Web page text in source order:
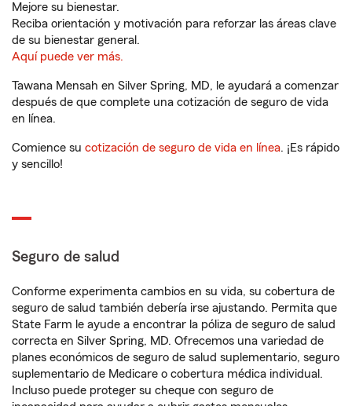
Mejore su bienestar.
Reciba orientación y motivación para reforzar las áreas clave
de su bienestar general.
Aquí puede ver más.
Tawana Mensah en Silver Spring, MD, le ayudará a comenzar
después de que complete una cotización de seguro de vida
en línea.
Comience su cotización de seguro de vida en línea. ¡Es rápido
y sencillo!
Seguro de salud
Conforme experimenta cambios en su vida, su cobertura de
seguro de salud también debería irse ajustando. Permita que
State Farm le ayude a encontrar la póliza de seguro de salud
correcta en Silver Spring, MD. Ofrecemos una variedad de
planes económicos de seguro de salud suplementario, seguro
suplementario de Medicare o cobertura médica individual.
Incluso puede proteger su cheque con seguro de